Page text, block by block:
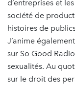
d’entreprises et
société de
histoires de
J’anime
sur So Good
sexualités. Au
sur le droit des